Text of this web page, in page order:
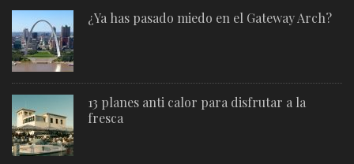
¿Ya has pasado miedo en el Gateway Arch?
13 planes anti calor para disfrutar a la
fresca